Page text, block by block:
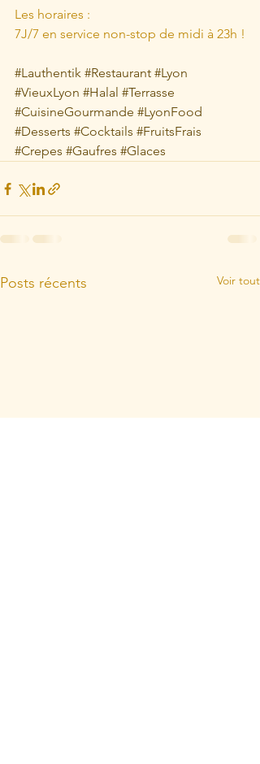
Les horaires :
7J/7 en service non-stop de midi à 23h !
#Lauthentik #Restaurant #Lyon
#VieuxLyon #Halal #Terrasse
#CuisineGourmande #LyonFood
#Desserts #Cocktails #FruitsFrais
#Crepes #Gaufres #Glaces
Posts récents Voir tout